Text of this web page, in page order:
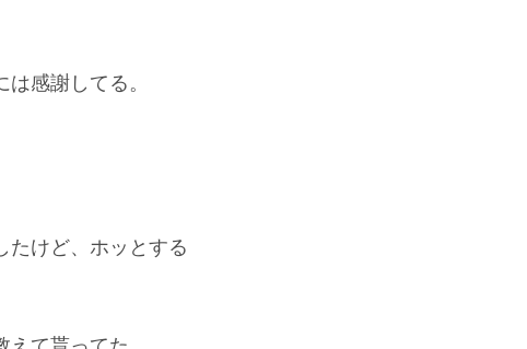
感謝してる。
たけど、ホッとする